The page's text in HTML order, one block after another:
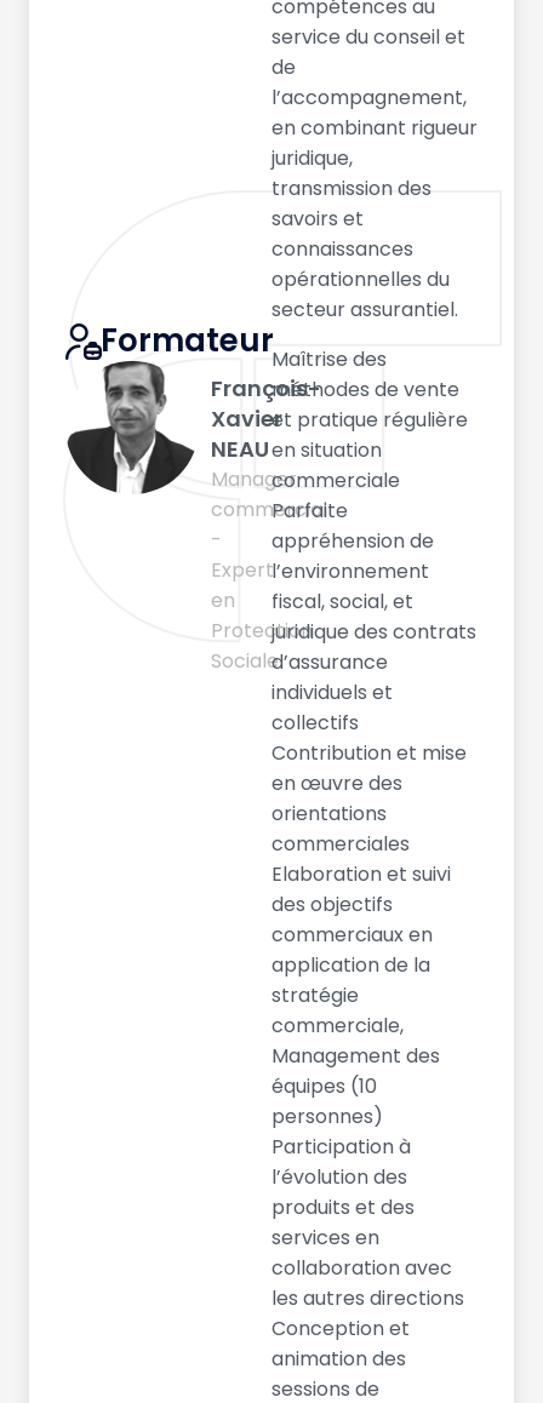
compétences au
service du conseil et
de
l’accompagnement,
en combinant rigueur
juridique,
transmission des
savoirs et
connaissances
opérationnelles du
secteur assurantiel.
Formateur
François-
Xavier
NEAU
Manager
commercial
-
Expert
en
Protection
Sociale
Maîtrise des
méthodes de vente
et pratique régulière
en situation
commerciale
Parfaite
appréhension de
l’environnement
fiscal, social, et
juridique des contrats
d’assurance
individuels et
collectifs
Contribution et mise
en œuvre des
orientations
commerciales
Elaboration et suivi
des objectifs
commerciaux en
application de la
stratégie
commerciale,
Management des
équipes (10
personnes)
Participation à
l’évolution des
produits et des
services en
collaboration avec
les autres directions
Conception et
animation des
sessions de